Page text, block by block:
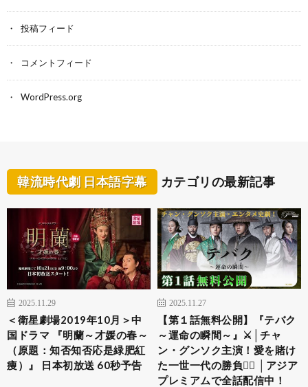
投稿フィード
コメントフィード
WordPress.org
韓流時代劇 日本語字幕 カテゴリの最新記事
2025.11.29
＜衛星劇場2019年10月＞中
国ドラマ 『明蘭～才媛の春～
（原題：知否知否応是緑肥紅
痩）』 日本初放送 60秒予告
2025.11.27
【第１話無料公開】『テバク
～運命の瞬間～』⚔│チャ
ン・グンソク主演！愛を賭け
た一世一代の勝負❤️‍🔥 │アジア
プレミアムで全話配信中！